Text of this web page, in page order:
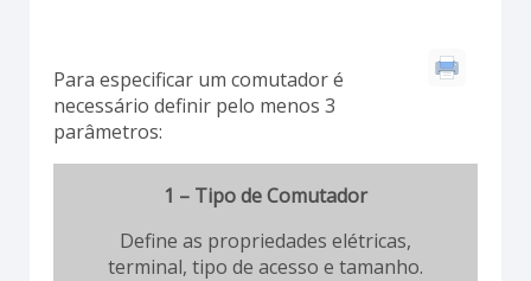
Para especificar um comutador é
necessário definir pelo menos 3
parâmetros:
1 – Tipo de Comutador
Define as propriedades elétricas,
terminal, tipo de acesso e tamanho.